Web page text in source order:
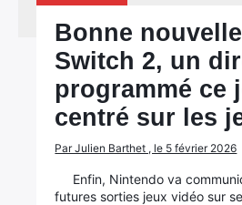
Bonne
Switch 2, un
programmé ce
centré sur les
Par Julien Barthet , le 5 février 2026
Enfin, Nintendo va
futures sorties jeux vidéo sur